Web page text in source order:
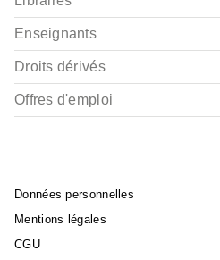
Enseignants
Droits dérivés
Offres d'emploi
Données personnelles
Mentions légales
CGU